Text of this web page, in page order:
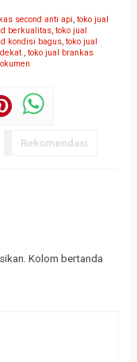
second anti api, toko jual
berkualitas, toko jual
kondisi bagus, toko jual
, toko jual brankas
Rekomendasi
Kolom bertanda